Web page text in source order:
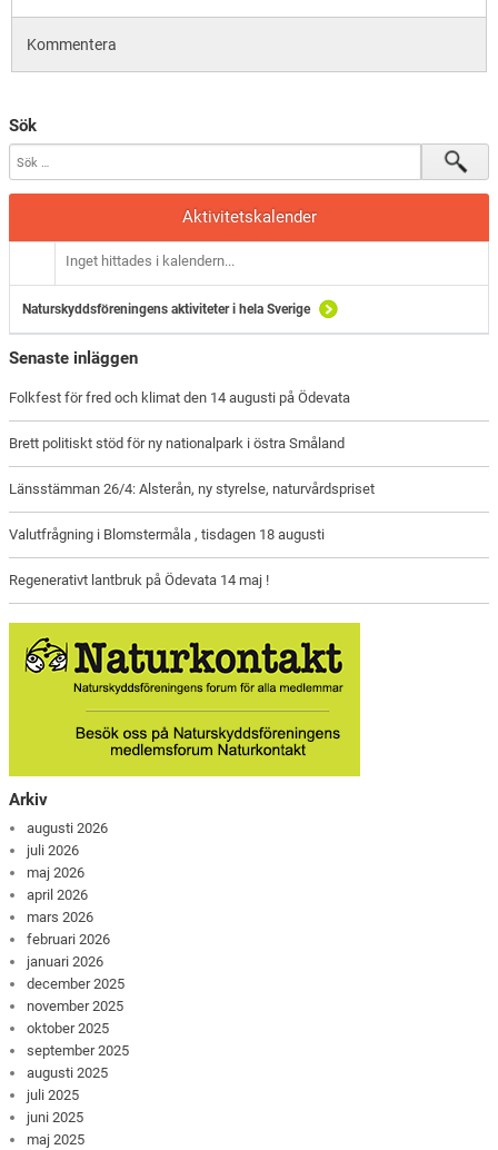
Kommentera
Sök
Aktivitetskalender
Inget hittades i kalendern...
Naturskyddsföreningens aktiviteter i hela Sverige
Senaste inläggen
Folkfest för fred och klimat den 14 augusti på Ödevata
Brett politiskt stöd för ny nationalpark i östra Småland
Länsstämman 26/4: Alsterån, ny styrelse, naturvårdspriset
Valutfrågning i Blomstermåla , tisdagen 18 augusti
Regenerativt lantbruk på Ödevata 14 maj !
Arkiv
augusti 2026
juli 2026
maj 2026
april 2026
mars 2026
februari 2026
januari 2026
december 2025
november 2025
oktober 2025
september 2025
augusti 2025
juli 2025
juni 2025
maj 2025